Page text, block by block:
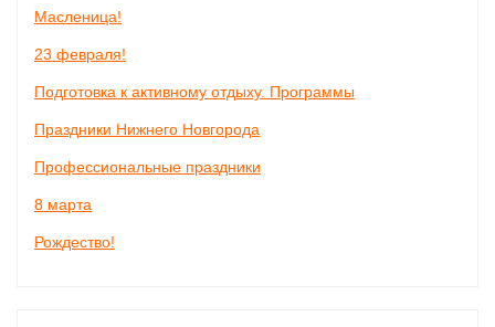
Масленица!
23 февраля!
Подготовка к активному отдыху. Программы
Праздники Нижнего Новгорода
Профессиональные праздники
8 марта
Рождество!